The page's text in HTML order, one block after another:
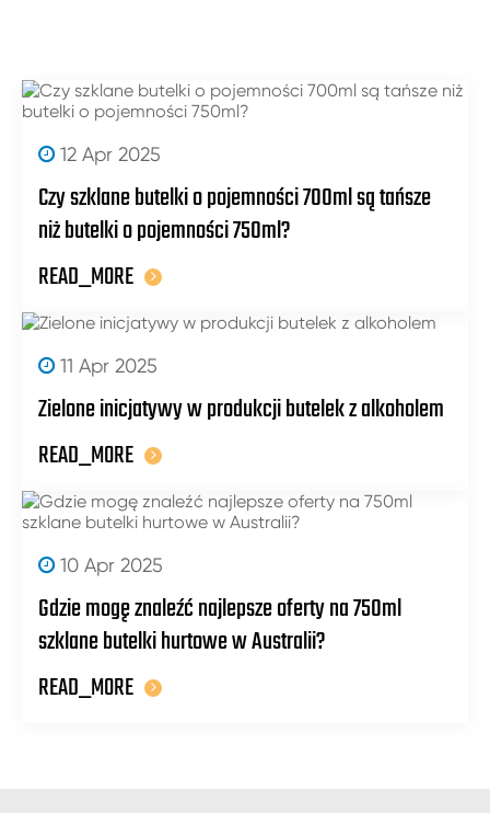
12 Apr 2025
Czy szklane butelki o pojemności 700ml są tańsze
niż butelki o pojemności 750ml?
READ_MORE
11 Apr 2025
Zielone inicjatywy w produkcji butelek z alkoholem
READ_MORE
10 Apr 2025
Gdzie mogę znaleźć najlepsze oferty na 750ml
szklane butelki hurtowe w Australii?
READ_MORE